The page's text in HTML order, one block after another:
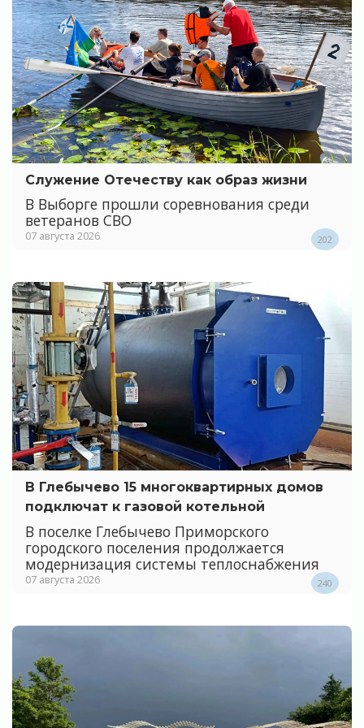
Служение Отечеству как образ жизни
В Выборге прошли соревнования среди
ветеранов СВО
07 августа 2026 202
В Глебычево 15 многоквартирных домов
подключат к газовой котельной
В поселке Глебычево Приморского
городского поселения продолжается
модернизация системы теплоснабжения
07 августа 2026 240